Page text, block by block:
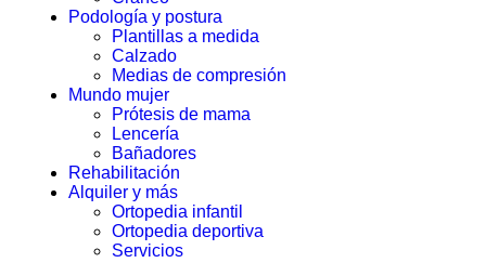
Podología y postura
Plantillas a medida
Calzado
Medias de compresión
Mundo mujer
Prótesis de mama
Lencería
Bañadores
Rehabilitación
Alquiler y más
Ortopedia infantil
Ortopedia deportiva
Servicios